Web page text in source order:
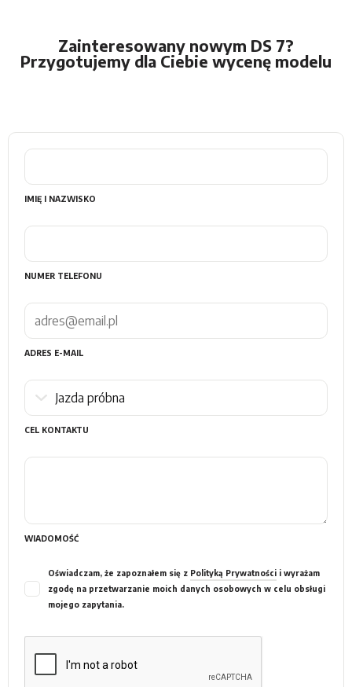
Zainteresowany nowym DS 7?
Przygotujemy dla Ciebie wycenę modelu
IMIĘ I NAZWISKO
NUMER TELEFONU
ADRES E-MAIL
CEL KONTAKTU
WIADOMOŚĆ
Oświadczam, że zapoznałem się z Polityką Prywatności i wyrażam
zgodę na przetwarzanie moich danych osobowych w celu obsługi
mojego zapytania.